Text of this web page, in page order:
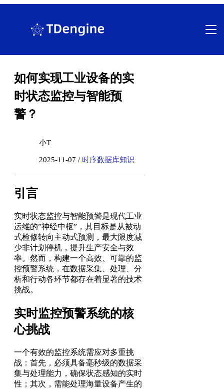
如何实现工业设备的实
时状态监控与智能预
警？
小T
2025-11-07 / 时序数据库知识
引言
实时状态监控与智能预警是现代工业
运维的”神经中枢”，其目标是从被动
式检修转向主动式预测，最大限度减
少非计划停机，提升生产安全与效
率。然而，构建一个高效、可靠的监
控预警系统，在数据采集、处理、分
析和行动各环节都存在着显著的技术
挑战。
实时监控预警系统的核
心挑战
一个有效的监控系统需应对多重挑
战：首先，必须具备毫秒级的数据采
集与处理能力，确保状态感知的实时
性；其次，需能处理海量设备产生的